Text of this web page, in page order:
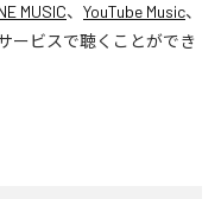
MUSIC、 YouTube Music、
ービスで聴くことができ